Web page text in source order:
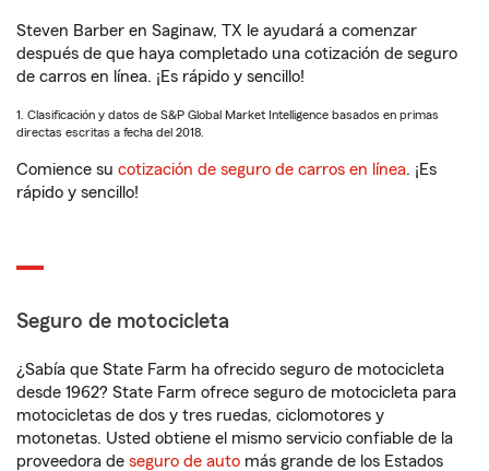
Steven Barber en Saginaw, TX le ayudará a comenzar
después de que haya completado una cotización de seguro
de carros en línea. ¡Es rápido y sencillo!
1. Clasificación y datos de S&P Global Market Intelligence basados en primas
directas escritas a fecha del 2018.
Comience su cotización de seguro de carros en línea. ¡Es
rápido y sencillo!
Seguro de motocicleta
¿Sabía que State Farm ha ofrecido seguro de motocicleta
desde 1962? State Farm ofrece seguro de motocicleta para
motocicletas de dos y tres ruedas, ciclomotores y
motonetas. Usted obtiene el mismo servicio confiable de la
proveedora de seguro de auto más grande de los Estados